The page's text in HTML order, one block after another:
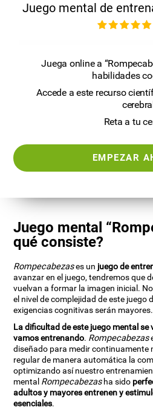
Juego mental de
Juega online a
habilidades
Accede a este recurso
cerebral
Reta a tu
EMPEZAR
Juego mental
qué consiste?
Rompecabezases un juego de
avanzar en el juego, tendremos que
vuelvan a formar la imagen inicial.
el nivel de complejidad de este juego
exigencias cognitivas serán mayores.
La dificultad de este juego mental
vamos entrenando. Rompecabezas
diseñado para medir continuamente
regular de manera automática la
optimizando así nuestro
mental Rompecabezasha sido
adultos y mayores entrenen y
esenciales.